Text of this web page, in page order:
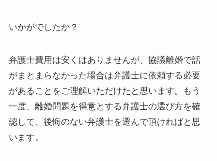
いかがでしたか？
弁護士費用は安くはありませんが、協議離婚で話
がまとまらなかった場合は弁護士に依頼する必要
があることをご理解いただけたと思います。もう
一度、離婚問題を得意とする弁護士の選び方を確
認して、後悔のない弁護士を選んで頂ければと思
います。